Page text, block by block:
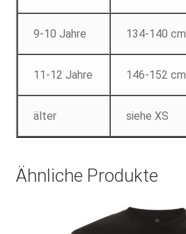
9-10 Jahre 134-140 cm
11-12 Jahre 146-152 cm
älter siehe XS
Ähnliche Produkte